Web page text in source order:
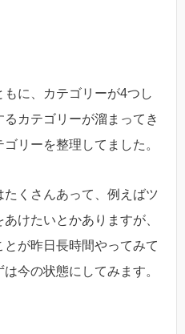
に、カテゴリーが4つし
カテゴリーが溜まってき
リーを整理してました。
くさんあって、例えばツ
けたいとかありますが、
が昨日長時間やってみて
今の状態にしてみます。